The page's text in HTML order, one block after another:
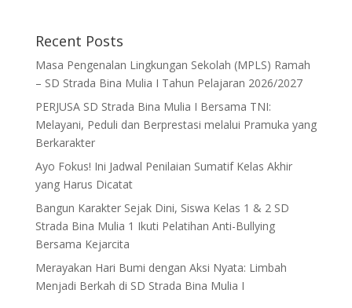
Recent Posts
Masa Pengenalan Lingkungan Sekolah (MPLS) Ramah
– SD Strada Bina Mulia I Tahun Pelajaran 2026/2027
PERJUSA SD Strada Bina Mulia I Bersama TNI:
Melayani, Peduli dan Berprestasi melalui Pramuka yang
Berkarakter
Ayo Fokus! Ini Jadwal Penilaian Sumatif Kelas Akhir
yang Harus Dicatat
Bangun Karakter Sejak Dini, Siswa Kelas 1 & 2 SD
Strada Bina Mulia 1 Ikuti Pelatihan Anti-Bullying
Bersama Kejarcita
Merayakan Hari Bumi dengan Aksi Nyata: Limbah
Menjadi Berkah di SD Strada Bina Mulia I